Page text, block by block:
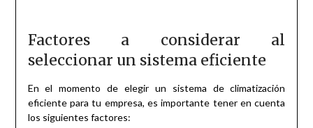
Factores a considerar al
seleccionar un sistema eficiente
En el momento de elegir un sistema de climatización
eficiente para tu empresa, es importante tener en cuenta
los siguientes factores: